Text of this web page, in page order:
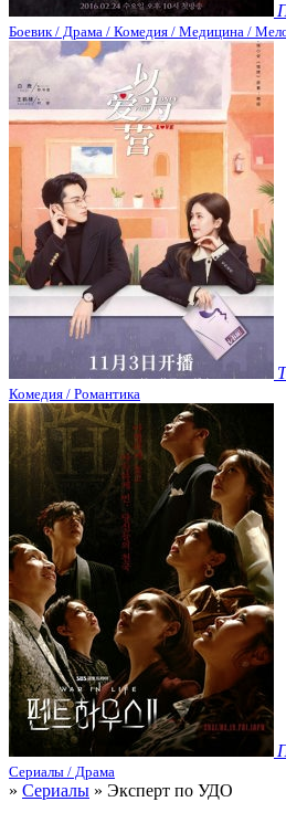
Боевик / Драма / Комедия / Медицина /
Комедия / Романтика
Сериалы / Драма
» Сериалы » Эксперт по УДО